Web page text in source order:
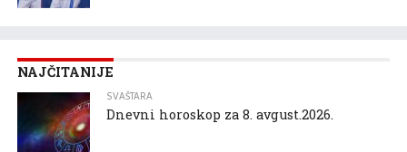
NAJČITANIJE
SVAŠTARA
Dnevni horoskop za 8. avgust.2026.